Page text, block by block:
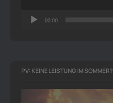
00:00
PV: KEINE LEISTUNG IM SOMMER?